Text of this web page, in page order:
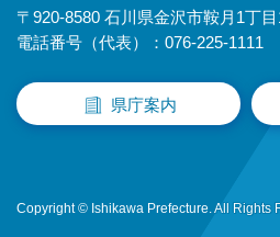
〒920-8580 石川県金沢市鞍月1丁
電話番号（代表）：076-225-1111
県庁案内
Copyright © Ishikawa Prefecture. All Rights